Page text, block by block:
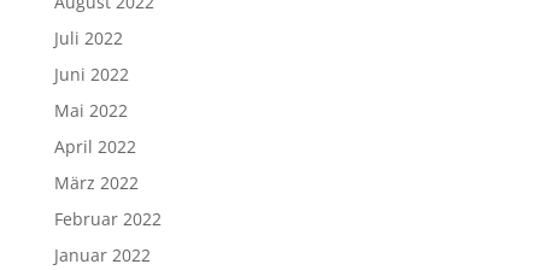
Juli 2022
Juni 2022
Mai 2022
April 2022
März 2022
Februar 2022
Januar 2022